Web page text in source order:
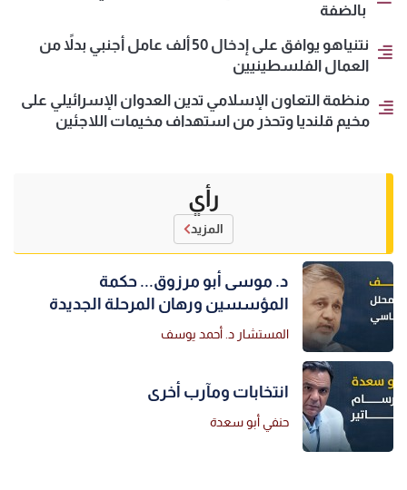
بالضفة
نتنياهو يوافق على إدخال 50 ألف عامل أجنبي بدلاً من
العمال الفلسطينيين
منظمة التعاون الإسلامي تدين العدوان الإسرائيلي على
مخيم قلنديا وتحذر من استهداف مخيمات اللاجئين
رأي
المزيد
د. موسى أبو مرزوق... حكمة
المؤسسين ورهان المرحلة الجديدة
المستشار د. أحمد يوسف
انتخابات ومآرب أخرى
حنفي أبو سعدة